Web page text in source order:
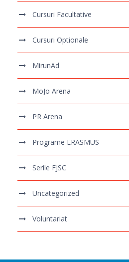
Cursuri Facultative
Cursuri Optionale
MirunAd
MoJo Arena
PR Arena
Programe ERASMUS
Serile FJSC
Uncategorized
Voluntariat